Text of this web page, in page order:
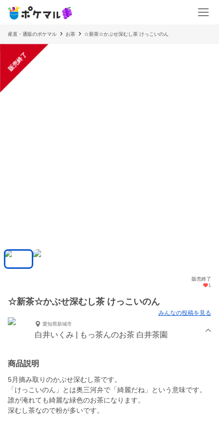
産直・通販のポケマル お茶 ☆新茶☆かぶせ深むし茶 けっこいのん
販売終了
販売終了
1
☆新茶☆かぶせ深むし茶 けっこいのん
みんなの投稿を見る
愛知県新城市
白井いくみ | もっ茶んのお茶 白井茶園
商品説明
5月摘み取りのかぶせ深むし茶です。
「けっこいのん」とは奥三河弁で「綺麗だね」という意味です。
誰が淹れても綺麗な緑色のお茶になります。
深むし茶なので粉が多いです。